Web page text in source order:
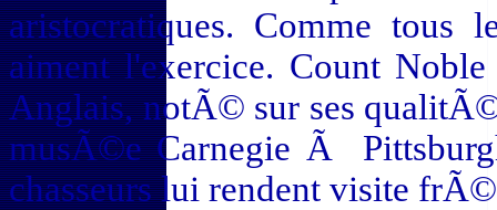
aristocratiques. Comme
aiment l'exercice. Count
Anglais, notÃ© sur ses
musÃ©e Carnegie Ã
chasseurs lui rendent visite